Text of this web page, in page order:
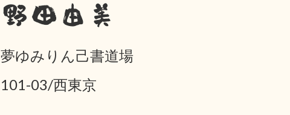
野田由美
夢ゆみりん己書道場
101-03/西東京